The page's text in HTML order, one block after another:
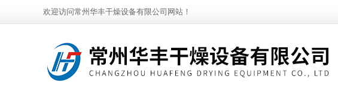
欢迎访问常州华丰干燥设备有限公司网站！